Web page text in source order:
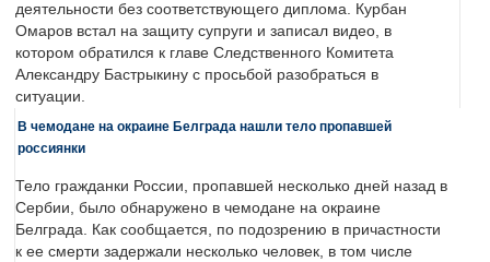
деятельности без соответствующего диплома. Курбан
Омаров встал на защиту супруги и записал видео, в
котором обратился к главе Следственного Комитета
Александру Бастрыкину с просьбой разобраться в
ситуации.
В чемодане на окраине Белграда нашли тело пропавшей
россиянки
Тело гражданки России, пропавшей несколько дней назад в
Сербии, было обнаружено в чемодане на окраине
Белграда. Как сообщается, по подозрению в причастности
к ее смерти задержали несколько человек, в том числе